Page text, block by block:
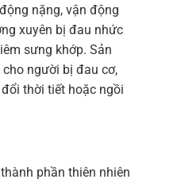
nặng, vận động
xuyên bị đau nhức
sưng khớp. Sản
người bị đau cơ,
thời tiết hoặc ngồi
phần thiên nhiên